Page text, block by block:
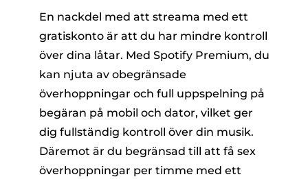
En nackdel med att streama med ett
gratiskonto är att du har mindre kontroll
över dina låtar. Med Spotify Premium, du
kan njuta av obegränsade
överhoppningar och full uppspelning på
begäran på mobil och dator, vilket ger
dig fullständig kontroll över din musik.
Däremot är du begränsad till att få sex
överhoppningar per timme med ett